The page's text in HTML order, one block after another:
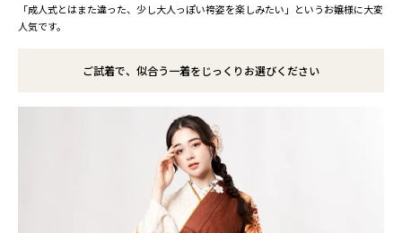
「成人式とはまた違った、少し大人っぽい袴姿を楽しみたい」というお嬢様に大変
人気です。
ご試着で、似合う一着をじっくりお選びください